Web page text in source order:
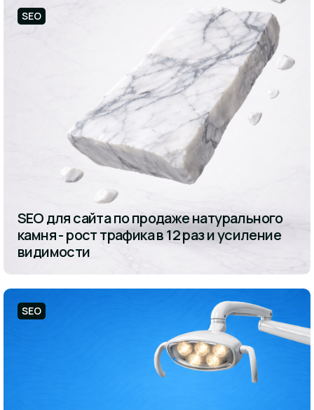
SEO
SEO для сайта по продаже натурального
камня - рост трафика в 12 раз и усиление
видимости
SEO